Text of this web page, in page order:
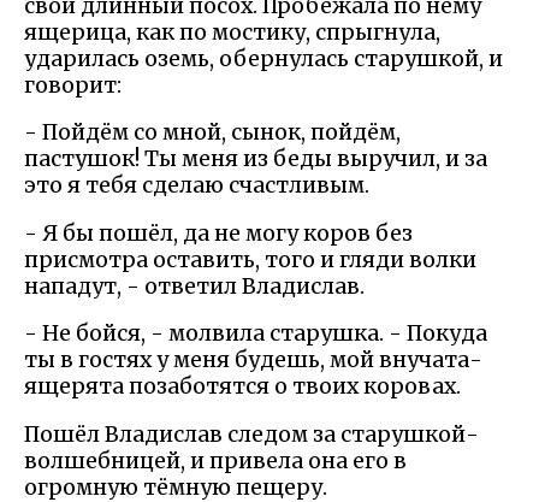
свой длинный посох. Пробежала по нему
ящерица, как по мостику, спрыгнула,
ударилась оземь, обернулась старушкой, и
говорит:
- Пойдём со мной, сынок, пойдём,
пастушок! Ты меня из беды выручил, и за
это я тебя сделаю счастливым.
- Я бы пошёл, да не могу коров без
присмотра оставить, того и гляди волки
нападут, - ответил Владислав.
- Не бойся, - молвила старушка. - Покуда
ты в гостях у меня будешь, мой внучата-
ящерята позаботятся о твоих коровах.
Пошёл Владислав следом за старушкой-
волшебницей, и привела она его в
огромную тёмную пещеру.